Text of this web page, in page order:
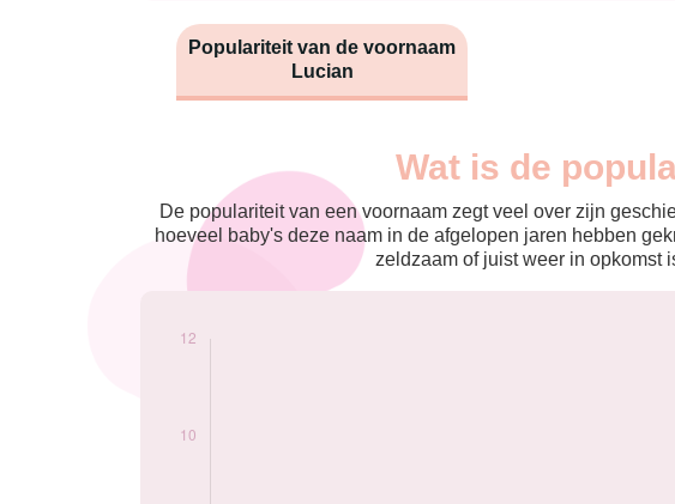
Populariteit van de voornaam
Lucian
Wat is de
De populariteit van een voornaam zegt veel over zijn
hoeveel baby's deze naam in de afgelopen jaren hebben
zeldzaam of juist weer in opkomst
2009
8
2010
6
2016
12
2021